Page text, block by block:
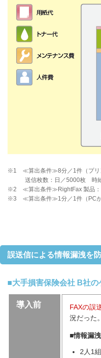
※1 ≪算出条件≫8分／1件（プリン
送信枚数：日／5000枚 時
※2 ≪算出条件≫RightFax 製品：
※3 ≪算出条件≫1分／1件（PC
誤送信による情報漏洩を防
■大手損害保険会社 B社の
導入前 FAXの誤
況だった。
■情報漏
2人1